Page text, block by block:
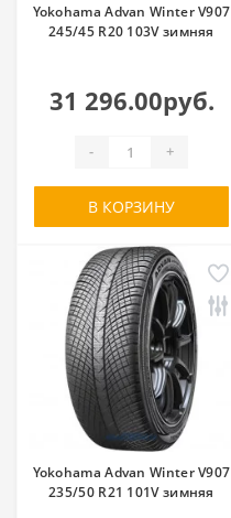
Yokohama Advan Winter V907
245/45 R20 103V зимняя
31 296.00руб.
- +
В КОРЗИНУ
Yokohama Advan Winter V907
235/50 R21 101V зимняя